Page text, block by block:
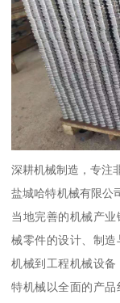
深耕机械制造，专注
盐城哈特机械有限公
当地完善的机械产
械零件的设计、制
机械到工程机械设
特机械以全面的产